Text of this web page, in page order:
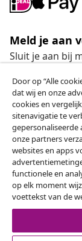
Meld je aan
Sluit je aan bij
artikelen van
Onze sociale
Herroeping
Een
Door op “Alle
dat wij en onze
cookies en
sitenavigatie te
gepersonaliseerde
onze partners
websites en apps
functionele en
op elk moment
voettekst van de